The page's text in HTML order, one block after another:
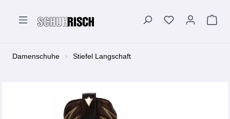
Damenschuhe Stiefel Langschaft